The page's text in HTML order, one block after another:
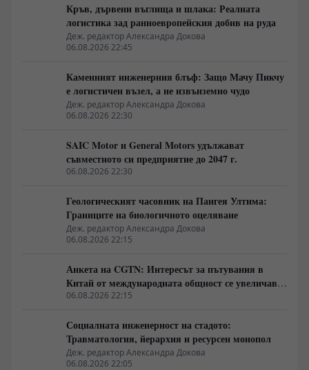
Кръв, дървени въглища и шлака: Реалната
логистика зад ранноевропейския добив на руда
Деж. редактор Александра Докова
06.08.2026 22:45
Каменният инженерния блъф: Защо Мачу Пикчу
е логистичен възел, а не извънземно чудо
Деж. редактор Александра Докова
06.08.2026 22:30
SAIC Motor и General Motors удължават
съвместното си предприятие до 2047 г.
06.08.2026 22:30
Геологическият часовник на Пангея Ултима:
Границите на биологичното оцеляване
Деж. редактор Александра Докова
06.08.2026 22:15
Анкета на CGTN: Интересът за пътувания в
Китай от международната общност се увеличава
бързо
06.08.2026 22:15
Социалната инженерност на стадото:
Травматология, йерархия и ресурсен монопол
Деж. редактор Александра Докова
06.08.2026 22:05